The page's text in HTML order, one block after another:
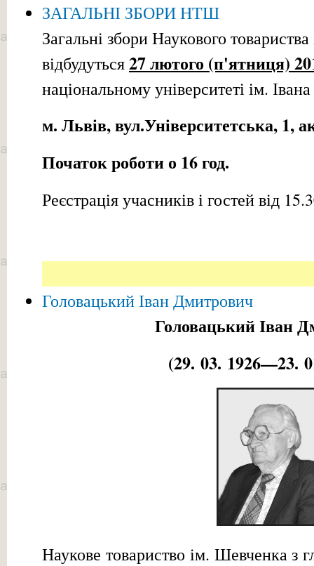
ЗАГАЛЬНІ ЗБОРИ НТШ
Загальні збори Наукового
відбудуться27 лютого (п'ятниця)
національному університеті ім.
м. Львів, вул.Університетська, 1,
Початок роботи о 16 год.
Реєстрація учасників і гостей від
Головацький Іван Дмитрович
Головацький Іван
(29. 03. 1926—23.
Наукове товариство ім. Шевченка з